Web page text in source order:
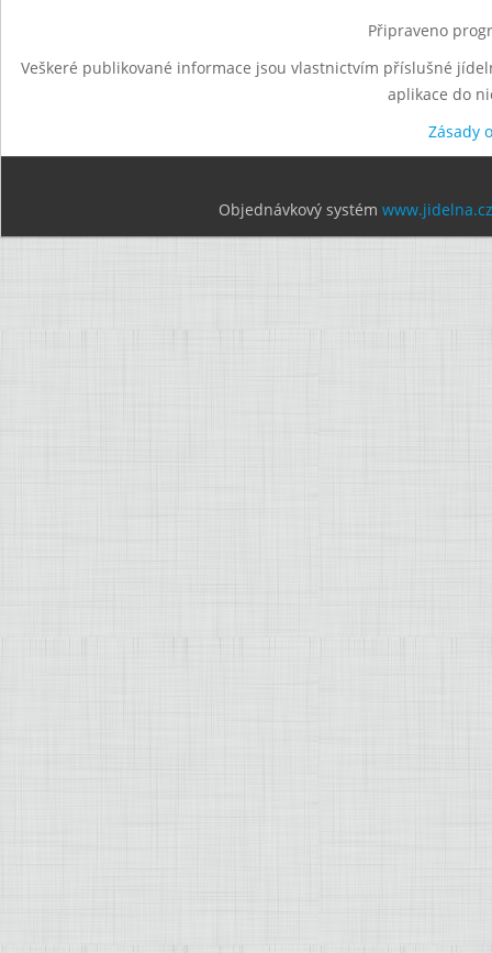
Připraveno
Veškeré publikované informace jsou vlastnictvím příslušné
aplikace do
Zásady
Objednávkový systém www.jidelna.cz